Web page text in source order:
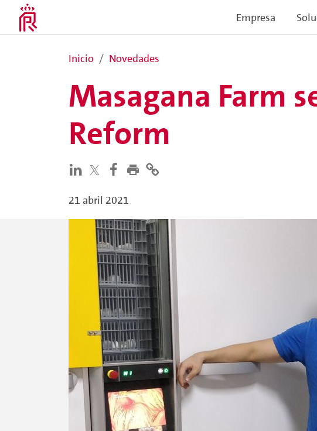
Empresa
Inicio Novedades
Masagana Farm
Reform
21 abril 2021